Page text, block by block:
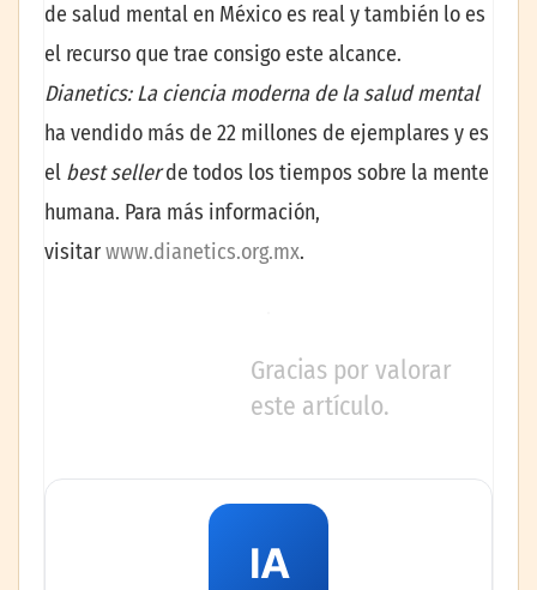
de salud mental en México es real y también lo es
el recurso que trae consigo este alcance.
Dianetics: La ciencia moderna de la salud mental
ha vendido más de 22 millones de ejemplares y es
el best sellerde todos los tiempos sobre la mente
humana. Para más información,
visitarwww.dianetics.org.mx.
Gracias por valorar
este artículo.
IA